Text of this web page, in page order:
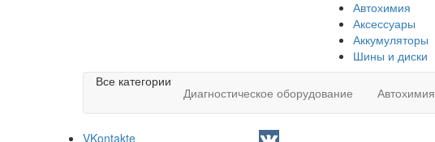
Автохимия
Аксессуары
Аккумуляторы
Шины и диски
Все категории
Диагностическое оборудование Автохимия
VKontakte